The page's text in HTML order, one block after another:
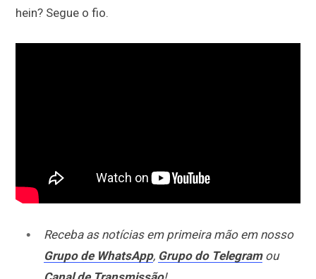
hein? Segue o fio.
Receba as notícias em primeira mão em nosso
Grupo de WhatsApp, Grupo do Telegram ou